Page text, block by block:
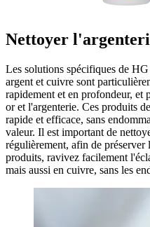
Nettoyer
Les solutions spécifiques de
argent et cuivre sont
rapidement et en profondeur, et
or et l'argenterie. Ces produits
rapide et efficace, sans
valeur. Il est important de
régulièrement, afin de
produits, ravivez facilement
mais aussi en cuivre, sans les